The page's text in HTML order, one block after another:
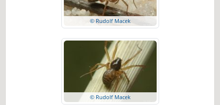
© Rudolf Macek
© Rudolf Macek